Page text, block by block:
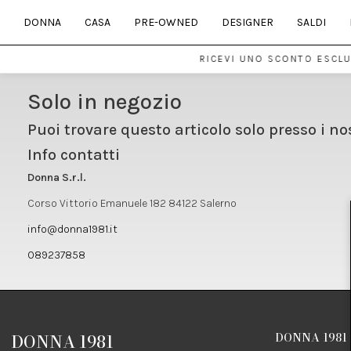
DONNA CASA PRE-OWNED DESIGNER SALDI
RICEVI UNO SCONTO
Solo in negozio
Puoi trovare questo articolo solo presso i
Info contatti
Donna S.r.l.
Corso Vittorio Emanuele 182 84122 Salerno
info@donna1981.it
089237858
DONNA 1981 DONNA 1981